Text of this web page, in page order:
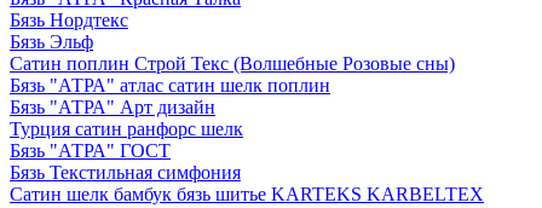
Бязь Нордтекс
Бязь Эльф
Сатин поплин Строй Текс (Волшебные Розовые сны)
Бязь "АТРА" атлас сатин шелк поплин
Бязь "АТРА" Арт дизайн
Турция сатин ранфорс шелк
Бязь "АТРА" ГОСТ
Бязь Текстильная симфония
Сатин шелк бамбук бязь шитье KARTEKS KARBELTEX